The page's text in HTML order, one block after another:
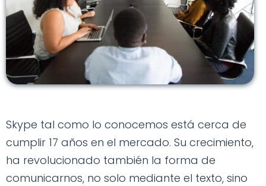
Skype tal como lo conocemos está cerca de
cumplir 17 años en el mercado. Su crecimiento,
ha revolucionado también la forma de
comunicarnos, no solo mediante el texto, sino